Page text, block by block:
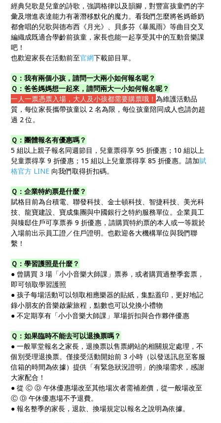
經典兒歌是兒童的詩歌，強調格律以及韻腳，對豐富孩童們的字
彙及增進表達能力有著潛移默化的魔力。看我們怎麼將爸媽爺奶
都會唱的兒歌與德布西《月光》、貝多芬《暴風雨》等曲目交叉
編織成既適合學齡前孩童，家長也能一起享受其中的互動音樂課
吧！
也歡迎家長在活動前至官網下載節目單。
Ｑ：我有兩個小孩，請問一大兩小如何報名呢？
Ｑ：爸爸媽媽想一起來，請問兩大一小如何報名呢？
一人一票憑票入場，大人及小孩都需要購票哦！為維護活動品
質，每位家長攜帶孩童以 2 名為限，每位孩童陪同成人也請勿超
過 2 位。
Ｑ：團體報名有優惠嗎？
5 組以上親子報名同週節目，兒童票得享 95 折優惠；10 組以上
兒童票得享 9 折優惠；15 組以上兒童票得享 85 折優惠。請加賦
格官方 LINE 向我們取得折扣碼。
Ｑ：企業特約票是什麼？
賦格目前為台積電、聯發科技、金士頓科技、智捷科技、美光科
技、龍寶建設、寶成集團與中國銀行之特約服務單位。企業員工
與臻邸住戶可享票券 9 折優惠，請購買特約票的本人或一等親於
入場前出示員工證／住戶證明。也歡迎各大機構單位與我們聯
繫！
Ｑ：學習護照是什麼？
● 曾購買 3 場「小小音樂大師課」票券，或者購買過整季套票，
即可領取學習護照
● 孩子每場活動可以領取相應樂器的貼紙，集點蓋印，更好地記
錄小朋友的音樂啟蒙旅程，點數也可以兌換小禮物
● 不定期享有「小小音樂大師課」單場折扣與合作夥伴優惠
Ｑ：如果臨時不能去可以退換票嗎？
● 一般單堂報名之家長，退換票以售票網站的相關規定處理，不
個別受理退換票。僅接受活動開始前 3 小時（以發送訊息至客服
信箱的時間為依據）提供「有緊急狀況證明」的換場需求，感謝
大家配合！
● 從 Ⓒ Ⓓ 午休優惠場改至其他場次者需補差價，從一般場改至
Ⓒ Ⓓ 午休優惠場不予退費。
● 報名整季的家長，退款、換場規定以報名之說明為依據。